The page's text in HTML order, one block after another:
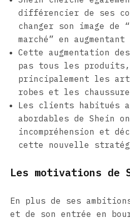
différencier de ses
changer son image de
marché” en
Cette augmentation
pas tous les produits,
principalement les
robes et les
Les clients habitués
abordables de Shein
incompréhension et
cette nouvelle
Les motivations de
En plus de ses
et de son entrée en